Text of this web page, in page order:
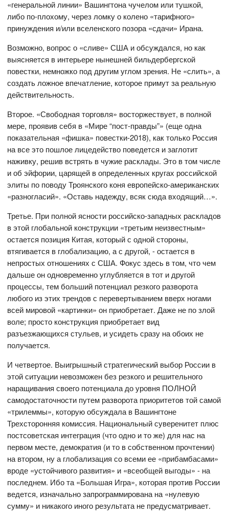
«генеральной линии» Вашингтона чучелом или тушкой,
либо по-плохому, через ломку о колено «тарифного»
принуждения и/или вселенского позора «сдачи» Ирана.
Возможно, вопрос о «сливе» США и обсуждался, но как
выясняется в интерьере нынешней бильдербергской
повестки, немножко под другим углом зрения. Не «слить», а
создать ложное впечатление, которое примут за реальную
действительность.
Второе. «Свободная торговля» восторжествует, в полной
мере, проявив себя в «Мире “пост-правды”» (еще одна
показательная «фишка» повестки-2018), как только Россия
на все это пошлое лицедейство поведется и заглотит
наживку, решив встрять в чужие расклады. Это в том числе
и об эйфории, царящей в определенных кругах российской
элиты по поводу Троянского коня европейско-американских
«разногласий». «Оставь надежду, всяк сюда входящий…».
Третье. При полной ясности российско-западных раскладов
в этой глобальной конструкции «третьим неизвестным»
остается позиция Китая, который с одной стороны,
втягивается в глобализацию, а с другой, - остается в
непростых отношениях с США. Фокус здесь в том, что чем
дальше он одновременно углубляется в тот и другой
процессы, тем больший потенциал резкого разворота
любого из этих трендов с перевертыванием вверх ногами
всей мировой «картинки» он приобретает. Даже не по злой
воле; просто конструкция приобретает вид
разъезжающихся стульев, и усидеть сразу на обоих не
получается.
И четвертое. Выигрышный стратегический выбор России в
этой ситуации невозможен без резкого и решительного
наращивания своего потенциала до уровня ПОЛНОЙ
самодостаточности путем разворота приоритетов той самой
«трилеммы», которую обсуждала в Вашингтоне
Трехсторонняя комиссия. Национальный суверенитет плюс
постсоветская интеграция (что одно и то же) для нас на
первом месте, демократия (и то в собственном прочтении)
на втором, ну а глобализация со всеми ее «прибамбасами»
вроде «устойчивого развития» и «всеобщей выгоды» - на
последнем. Ибо та «Большая Игра», которая против России
ведется, изначально запрограммирована на «нулевую
сумму» и никакого иного результата не предусматривает.